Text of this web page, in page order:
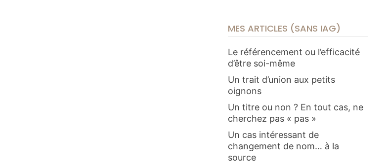
MES ARTICLES (SANS IAG)
Le référencement ou l’efficacité
d’être soi-même
Un trait d’union aux petits
oignons
Un titre ou non ? En tout cas, ne
cherchez pas « pas »
Un cas intéressant de
changement de nom… à la
source